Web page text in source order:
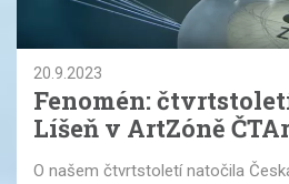
20.9.2023
Fenomén:
Líšeň v ArtZóně
O našem čtvrtstoletí natočila